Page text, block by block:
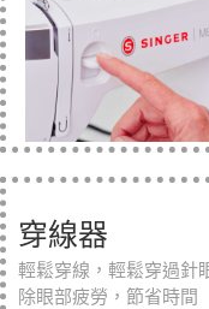
穿線器
輕鬆穿線，輕鬆穿過針
除眼部疲勞，節省時間